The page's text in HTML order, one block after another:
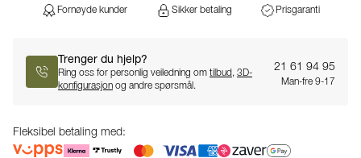
Fornøyde kunder Sikker betaling Prisgaranti
Trenger du hjelp?
Ring oss for personlig veiledning om tilbud, 3D-
konfigurasjon og andre spørsmål.
21 61 94 95
Man-fre 9-17
Fleksibel betaling med: